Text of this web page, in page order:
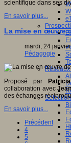
scientifique dans ses
En savoir plus...
La mise en œuvre
mardi, 24
Pédagogie
Proposé par
collaboration avec
des échanges
En savoir plus...
Précédent
4
5